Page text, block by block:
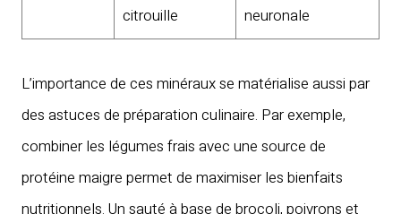
citrouille
neuronale
L’importance de ces minéraux se matérialise aussi par
des astuces de préparation culinaire. Par exemple,
combiner les légumes frais avec une source de
protéine maigre permet de maximiser les bienfaits
nutritionnels. Un sauté à base de brocoli, poivrons et